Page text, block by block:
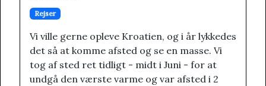
Rejser
Vi ville gerne opleve Kroatien, og i år lykkedes
det så at komme afsted og se en masse. Vi
tog af sted ret tidligt - midt i Juni - for at
undgå den værste varme og var afsted i 2